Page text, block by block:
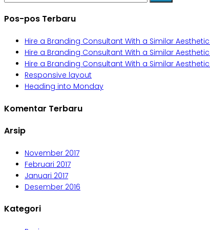
untuk:
Pos-pos Terbaru
Hire a Branding Consultant With a Similar
Hire a Branding Consultant With a Similar
Hire a Branding Consultant With a Similar
Responsive layout
Heading into Monday
Komentar Terbaru
Arsip
November 2017
Februari 2017
Januari 2017
Desember 2016
Kategori